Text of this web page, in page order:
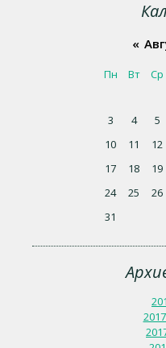
«
Пн Вт Ср
3
4 5
10
11 12
17
18 19
24
25 26
31